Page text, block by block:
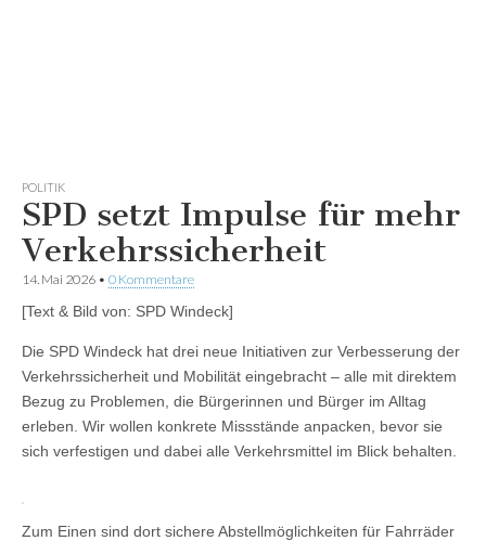
POLITIK
SPD setzt Impulse für mehr
Verkehrssicherheit
14. Mai 2026 • 0 Kommentare
[Text & Bild von: SPD Windeck]
Die SPD Windeck hat drei neue Initiativen zur Verbesserung der
Verkehrssicherheit und Mobilität eingebracht – alle mit direktem
Bezug zu Problemen, die Bürgerinnen und Bürger im Alltag
erleben. Wir wollen konkrete Missstände anpacken, bevor sie
sich verfestigen und dabei alle Verkehrsmittel im Blick behalten.
Zum Einen sind dort sichere Abstellmöglichkeiten für Fahrräder